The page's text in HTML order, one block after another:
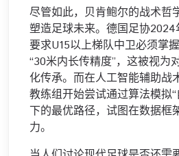
尽管如此，贝肯鲍尔的战术哲
塑造足球未来。德国足协
要求U15以上梯队中卫必须掌
“30米内长传精度”，这被视为
化传承。而在人工智能辅助战
教练组开始尝试通过算法模拟
下的最优路径，试图在数据框
力。